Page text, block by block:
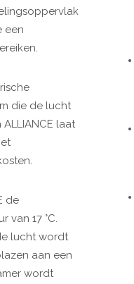
een
die de lucht
ALLIANCE laat
de
van 17 °C.
lucht wordt
aan een
wordt